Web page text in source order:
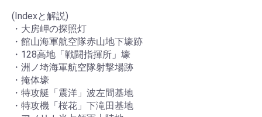
(Indexと解説)
・大房岬の探照灯
・館山海軍航空隊赤山地下壕跡
・128高地「戦闘指揮所」壕
・洲ノ埼海軍航空隊射撃場跡
・掩体壕
・特攻艇「震洋」波左間基地
・特攻機「桜花」下滝田基地